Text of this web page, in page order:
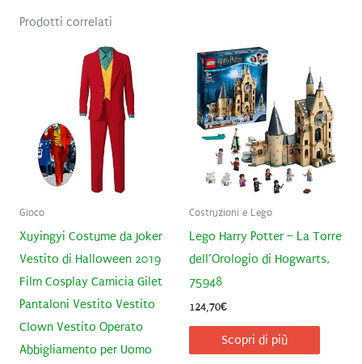
Prodotti correlati
Gioco
Xuyingyi Costume da Joker
Vestito di Halloween 2019
Film Cosplay Camicia Gilet
Pantaloni Vestito Vestito
Clown Vestito Operato
Abbigliamento per Uomo
Costruzioni e Lego
Lego Harry Potter – La Torre
dell’Orologio di Hogwarts,
75948
124,70€
Scopri di più